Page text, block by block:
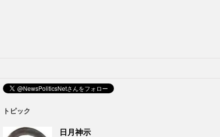
トピック
日月神示